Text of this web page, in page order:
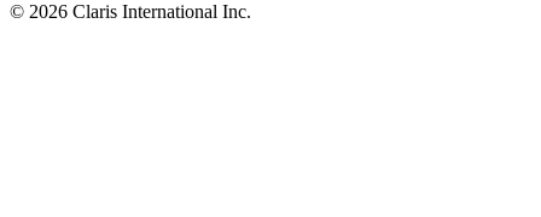
© 2026 Claris International Inc.